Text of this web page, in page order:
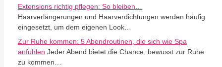
Extensions richtig pflegen: So bleiben…
Haarverlängerungen und Haarverdichtungen werden häufig
eingesetzt, um dem eigenen Look…
Zur Ruhe kommen: 5 Abendroutinen, die sich wie Spa
anfühlen Jeder Abend bietet die Chance, bewusst zur Ruhe
zu kommen…